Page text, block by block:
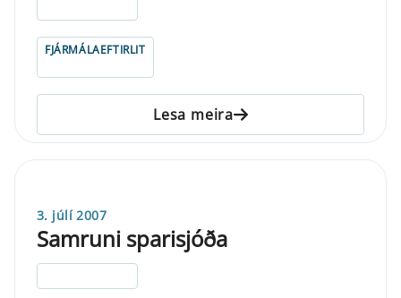
FJÁRMÁLAEFTIRLIT
Lesa meira
3. júlí 2007
Samruni sparisjóða